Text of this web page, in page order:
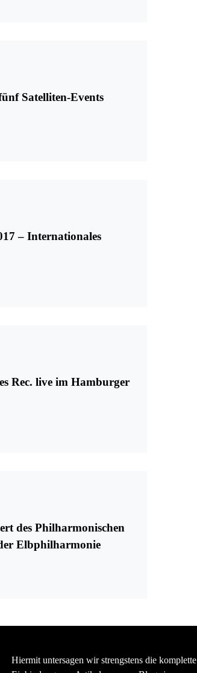
Satelliten-Events
Rec. live im Hamburger
des Philharmonischen
Elbphilharmonie
Hiermit untersagen wir strengstens die komplette